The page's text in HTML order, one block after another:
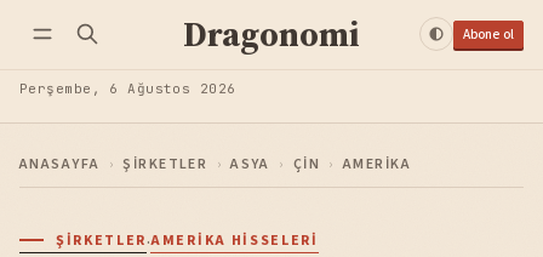
Dragonomi Abone ol
Perşembe, 6 Ağustos 2026
ANASAYFA › ŞIRKETLER › ASYA › ÇIN › AMERIKA
ŞIRKETLER·AMERIKA HISSELERI